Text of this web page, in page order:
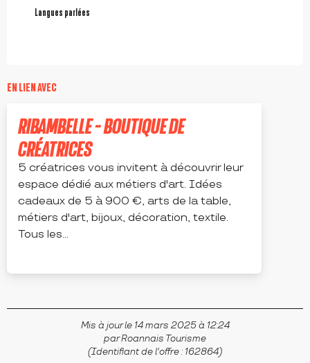
Langues parlées
Langues parlées
EN LIEN AVEC
RIBAMBELLE - BOUTIQUE DE
CRÉATRICES
5 créatrices vous invitent à découvrir leur
espace dédié aux métiers d'art. Idées
cadeaux de 5 à 900 €, arts de la table,
métiers d'art, bijoux, décoration, textile.
Tous les...
Mis à jour le 14 mars 2025 à 12:24
par Roannais Tourisme
(Identifiant de l'offre : 162864)